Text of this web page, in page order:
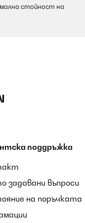
geht die Hälfte
стойност на
поддръжка
задавани въпроси
на поръчката